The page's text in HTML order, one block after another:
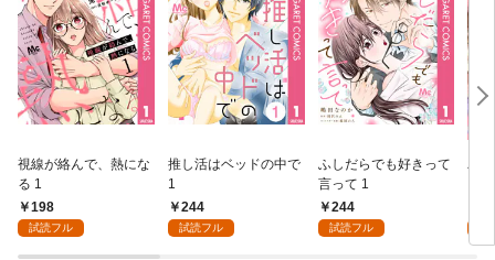
視線が絡んで、熱にな
る 1
198
試読フル
推し活はベッドの中で
1
244
試読フル
ふしだらでも好きって
言って 1
244
試読フル
パ